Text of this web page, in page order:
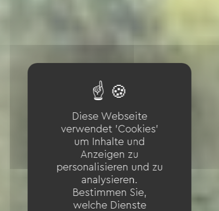
Diese Webseite
verwendet 'Cookies'
um Inhalte und
Anzeigen zu
personalisieren und zu
analysieren.
Bestimmen Sie,
welche Dienste